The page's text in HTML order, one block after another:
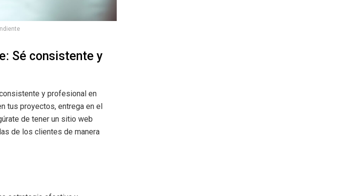
Sé consistente y
y profesional en
tus proyectos, entrega en el
de tener un sitio web
de los clientes de manera